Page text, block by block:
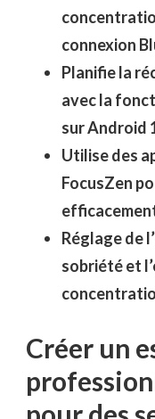
connexion
Planifie la
avec la
sur Android
Utilise des
FocusZen
Réglage de
sobriété et
Créer un